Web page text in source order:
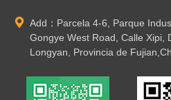
Add：Parcela 4-6, Parque
Gongye West Road, Calle Xipi,
Longyan, Provincia de